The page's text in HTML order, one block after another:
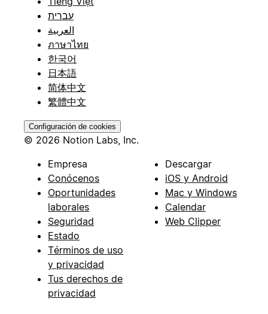
עברית
العربية
ภาษาไทย
한국어
日本語
简体中文
繁體中文
Configuración de cookies
© 2026 Notion Labs, Inc.
Empresa
Conócenos
Oportunidades
laborales
Seguridad
Estado
Términos de uso
y privacidad
Tus derechos de
privacidad
Descargar
iOS y Android
Mac y Windows
Calendar
Web Clipper